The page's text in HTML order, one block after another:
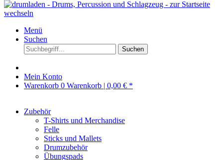
Menü
Suchen
Suchen
Mein Konto
Warenkorb 0 Warenkorb | 0,00 € *
Zubehör
T-Shirts und Merchandise
Felle
Sticks und Mallets
Drumzubehör
Übungspads